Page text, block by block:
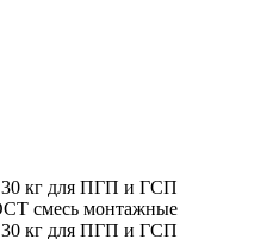
смесь монтажные